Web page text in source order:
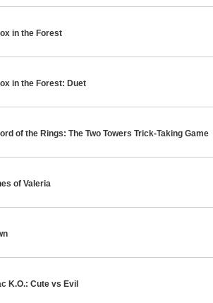
in the Forest
in the Forest: Duet
of the Rings: The Two Towers Trick-Taking Game
of Valeria
K.O.: Cute vs Evil